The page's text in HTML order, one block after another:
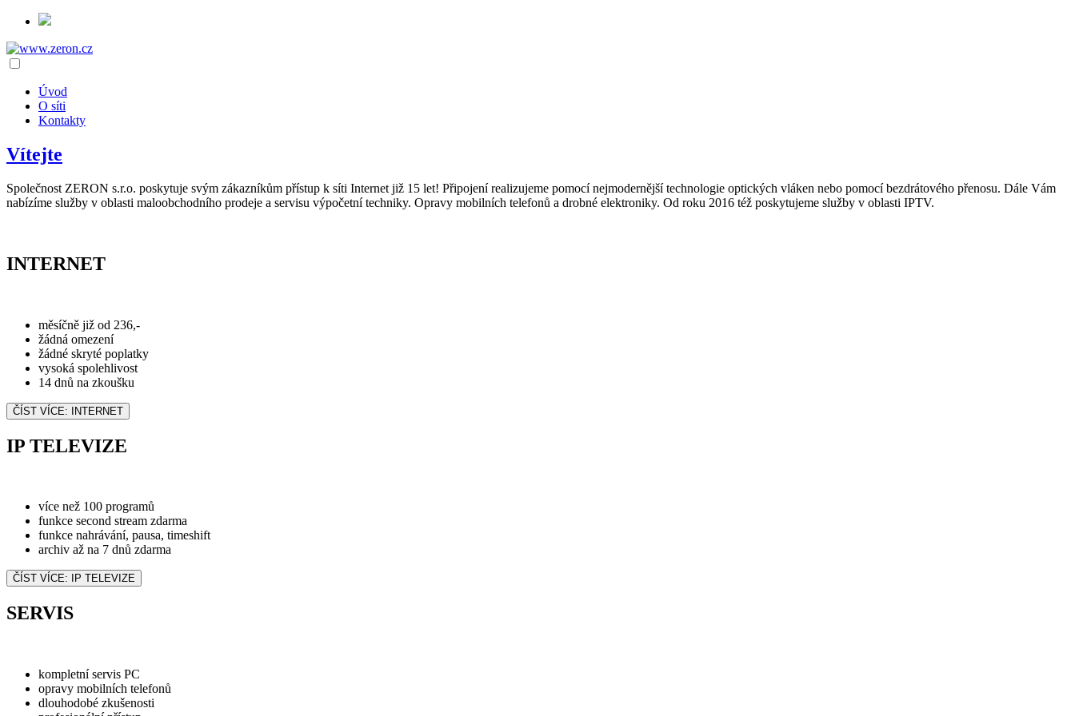
Úvod
O síti
Kontakty
Vítejte
Společnost ZERON s.r.o. poskytuje svým zákazníkům přístup k síti Internet již 15 let! Připojení realizujeme pomocí nejmodernější technologie optických vláken nebo pomocí bezdrátového přenosu. Dále Vám
nabízíme služby v oblasti maloobchodního prodeje a servisu výpočetní techniky. Opravy mobilních telefonů a drobné elektroniky. Od roku 2016 též poskytujeme služby v oblasti IPTV.
INTERNET
měsíčně již od 236,-
žádná omezení
žádné skryté poplatky
vysoká spolehlivost
14 dnů na zkoušku
ČÍST VÍCE: INTERNET
IP TELEVIZE
více než 100 programů
funkce second stream zdarma
funkce nahrávání, pausa, timeshift
archiv až na 7 dnů zdarma
ČÍST VÍCE: IP TELEVIZE
SERVIS
kompletní servis PC
opravy mobilních telefonů
dlouhodobé zkušenosti